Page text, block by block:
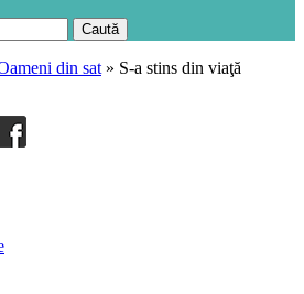
Caută
din sat » S-a stins din viaţă